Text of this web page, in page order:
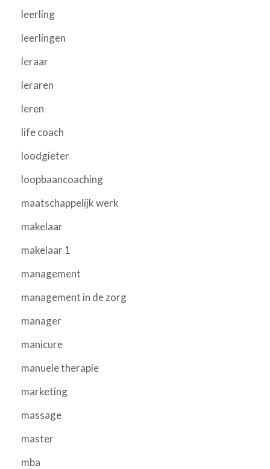
leerling
leerlingen
leraar
leraren
leren
life coach
loodgieter
loopbaancoaching
maatschappelijk werk
makelaar
makelaar 1
management
management in de zorg
manager
manicure
manuele therapie
marketing
massage
master
mba